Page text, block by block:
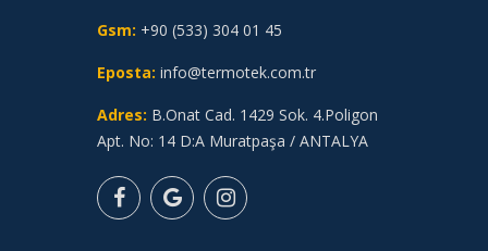
Gsm: +90 (533) 304 01 45
Eposta: info@termotek.com.tr
Adres: B.Onat Cad. 1429 Sok. 4.Poligon
Apt. No: 14 D:A Muratpaşa / ANTALYA